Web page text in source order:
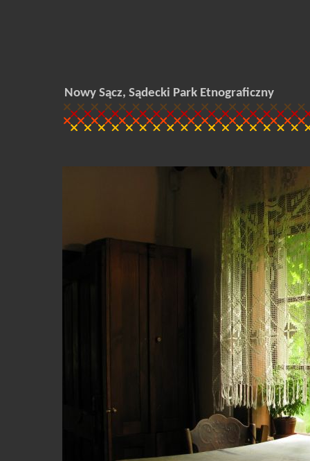
Nowy Sącz, Sądecki Park Etnograficzny